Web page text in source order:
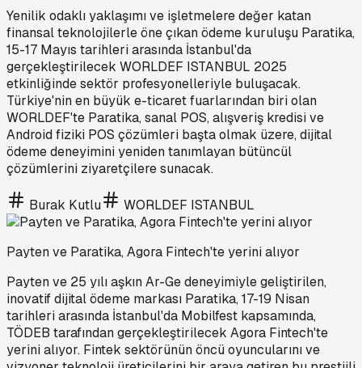
Yenilik odaklı yaklaşımı ve işletmelere değer katan
finansal teknolojilerle öne çıkan ödeme kuruluşu Paratika,
15-17 Mayıs tarihleri arasında İstanbul'da
gerçekleştirilecek WORLDEF ISTANBUL 2025
etkinliğinde sektör profesyonelleriyle buluşacak.
Türkiye'nin en büyük e-ticaret fuarlarından biri olan
WORLDEF'te Paratika, sanal POS, alışveriş kredisi ve
Android fiziki POS çözümleri başta olmak üzere, dijital
ödeme deneyimini yeniden tanımlayan bütüncül
çözümlerini ziyaretçilere sunacak.
Burak Kutlu WORLDEF ISTANBUL
Payten ve Paratika, Agora Fintech'te yerini alıyor
Payten ve 25 yılı aşkın Ar-Ge deneyimiyle geliştirilen,
inovatif dijital ödeme markası Paratika, 17-19 Nisan
tarihleri arasında İstanbul'da Mobilfest kapsamında,
TÖDEB tarafından gerçekleştirilecek Agora Fintech'te
yerini alıyor. Fintek sektörünün öncü oyuncularını ve